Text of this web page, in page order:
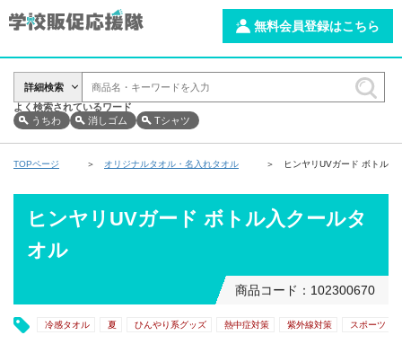
無料会員登録はこちら
詳細検索
よく検索されているワード
うちわ
消しゴム Tシャツ
TOPページ オリジナルタオル・名入れタオル ヒンヤリUVガード ボトル入
ヒンヤリUVガード ボトル入クールタ
オル
商品コード：102300670
冷感タオル 夏 ひんやり系グッズ 熱中症対策 紫外線対策 スポーツ・